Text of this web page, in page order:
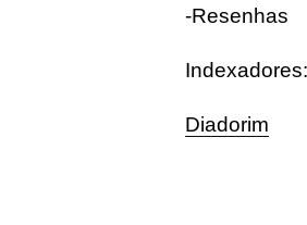
-Resenhas
Indexadores:
Diadorim